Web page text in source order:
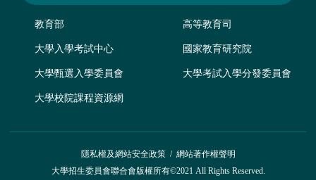
教育部 高等教育司
大學入學考試中心 國家教育研究院
大學甄選入學委員會 大學考試入學分發委員會
大學校院課程資源網
隱私權及網站安全政策/ 網站著作權聲明
大學招生委員會聯合會版權所有©2021 All Rights Reserved.